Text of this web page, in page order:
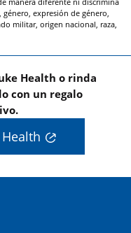
expresión de género,
militar, origen nacional, raza,
Health o rinda
con un regalo